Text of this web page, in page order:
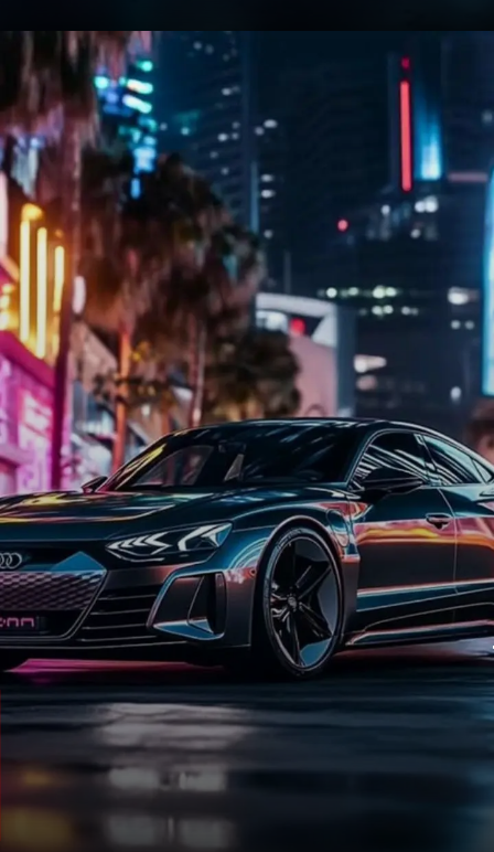
सीएनजी एसयूवी
ईंधन की बढ़ती कीमतों और पर्यावरण संबंधी
चिंताओं के बीच भारत में CNG से चलने वाले वाहनों
की मांग में वृद्धि देखी जा रही है. ऑटोमेकर्स 10 लाख
रुपये से कम कीमत में CNG SUV की पेशकश करके
इस पर प्रतिक्रिया दे रहे हैं.